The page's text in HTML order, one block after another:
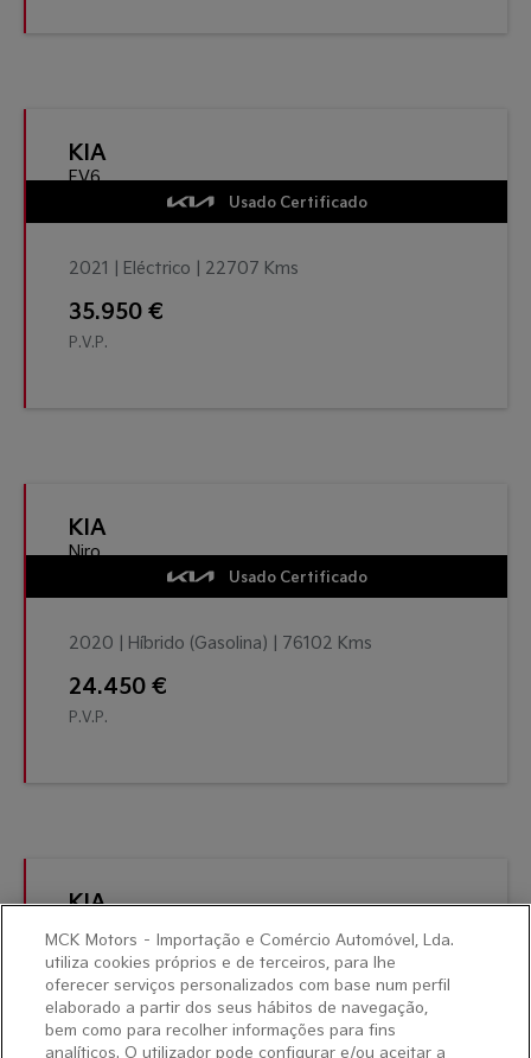
KIA
EV6
Usado Certificado
2021 | Eléctrico | 22707 Kms
35.950 €
P.V.P.
KIA
Niro
Usado Certificado
2020 | Híbrido (Gasolina) | 76102 Kms
24.450 €
P.V.P.
KIA
Usado Certificado
2023 | Eléctrico | 6187 Kms
MCK Motors – Importação e Comércio Automóvel, Lda.
utiliza cookies próprios e de terceiros, para lhe
oferecer serviços personalizados com base num perfil
elaborado a partir dos seus hábitos de navegação,
bem como para recolher informações para fins
analíticos. O utilizador pode configurar e/ou aceitar a